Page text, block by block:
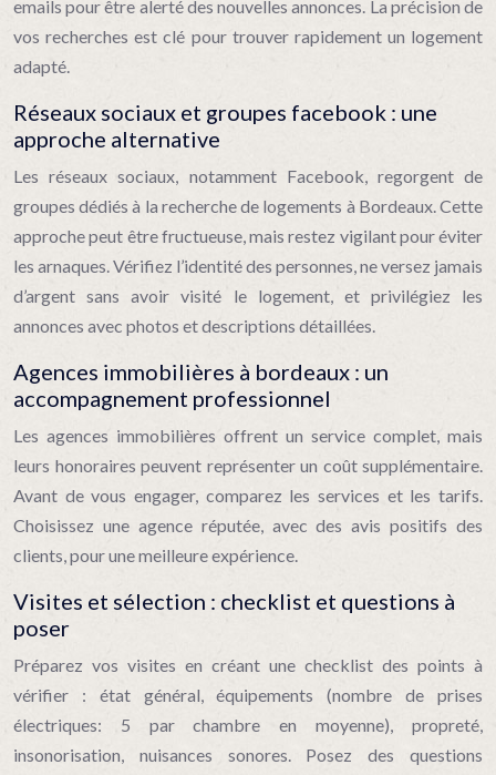
emails pour être alerté des nouvelles annonces. La précision de
vos recherches est clé pour trouver rapidement un logement
adapté.
Réseaux sociaux et groupes facebook : une
approche alternative
Les réseaux sociaux, notamment Facebook, regorgent de
groupes dédiés à la recherche de logements à Bordeaux. Cette
approche peut être fructueuse, mais restez vigilant pour éviter
les arnaques. Vérifiez l’identité des personnes, ne versez jamais
d’argent sans avoir visité le logement, et privilégiez les
annonces avec photos et descriptions détaillées.
Agences immobilières à bordeaux : un
accompagnement professionnel
Les agences immobilières offrent un service complet, mais
leurs honoraires peuvent représenter un coût supplémentaire.
Avant de vous engager, comparez les services et les tarifs.
Choisissez une agence réputée, avec des avis positifs des
clients, pour une meilleure expérience.
Visites et sélection : checklist et questions à
poser
Préparez vos visites en créant une checklist des points à
vérifier : état général, équipements (nombre de prises
électriques: 5 par chambre en moyenne), propreté,
insonorisation, nuisances sonores. Posez des questions